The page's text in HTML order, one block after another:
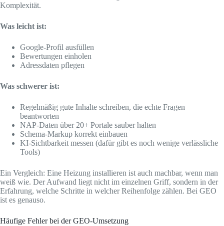
Komplexität.
Was leicht ist:
Google-Profil ausfüllen
Bewertungen einholen
Adressdaten pflegen
Was schwerer ist:
Regelmäßig gute Inhalte schreiben, die echte Fragen
beantworten
NAP-Daten über 20+ Portale sauber halten
Schema-Markup korrekt einbauen
KI-Sichtbarkeit messen (dafür gibt es noch wenige verlässliche
Tools)
Ein Vergleich: Eine Heizung installieren ist auch machbar, wenn man
weiß wie. Der Aufwand liegt nicht im einzelnen Griff, sondern in der
Erfahrung, welche Schritte in welcher Reihenfolge zählen. Bei GEO
ist es genauso.
Häufige Fehler bei der GEO-Umsetzung